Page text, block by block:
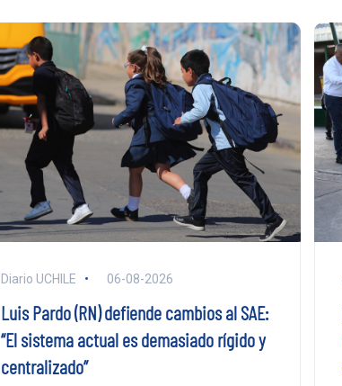
Diario UCHILE 06-08-2026
Luis Pardo (RN) defiende cambios al SAE:
“El sistema actual es demasiado rígido y
centralizado”